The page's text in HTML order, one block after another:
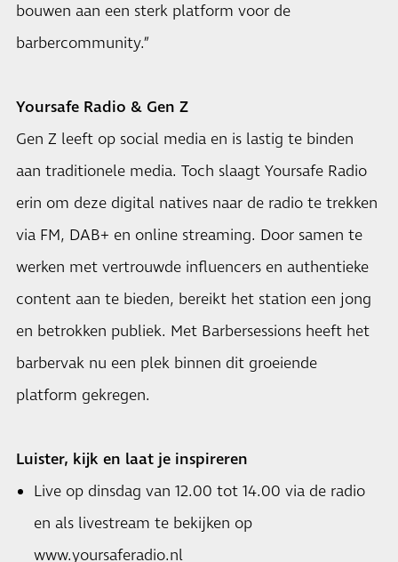
bouwen aan een sterk platform voor de
barbercommunity.”
Yoursafe Radio & Gen Z
Gen Z leeft op social media en is lastig te binden
aan traditionele media. Toch slaagt Yoursafe Radio
erin om deze digital natives naar de radio te trekken
via FM, DAB+ en online streaming. Door samen te
werken met vertrouwde influencers en authentieke
content aan te bieden, bereikt het station een jong
en betrokken publiek. Met Barbersessions heeft het
barbervak nu een plek binnen dit groeiende
platform gekregen.
Luister, kijk en laat je inspireren
Live op dinsdag van 12.00 tot 14.00 via de radio
en als livestream te bekijken op
www.yoursaferadio.nl